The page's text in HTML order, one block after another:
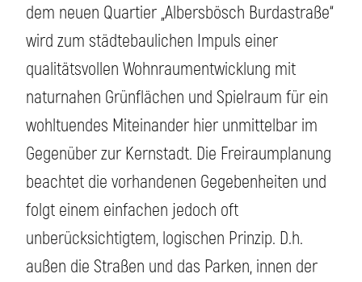
dem neuen Quartier „Albersbösch Burdastraße“
wird zum städtebaulichen Impuls einer
qualitätsvollen Wohnraumentwicklung mit
naturnahen Grünflächen und Spielraum für ein
wohltuendes Miteinander hier unmittelbar im
Gegenüber zur Kernstadt. Die Freiraumplanung
beachtet die vorhandenen Gegebenheiten und
folgt einem einfachen jedoch oft
unberücksichtigtem, logischen Prinzip. D.h.
außen die Straßen und das Parken, innen der